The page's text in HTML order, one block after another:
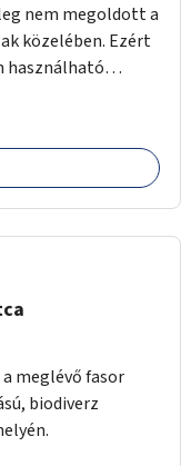
nem megoldott a
közelében. Ezért
használható
meglévő fasor
biodiverz